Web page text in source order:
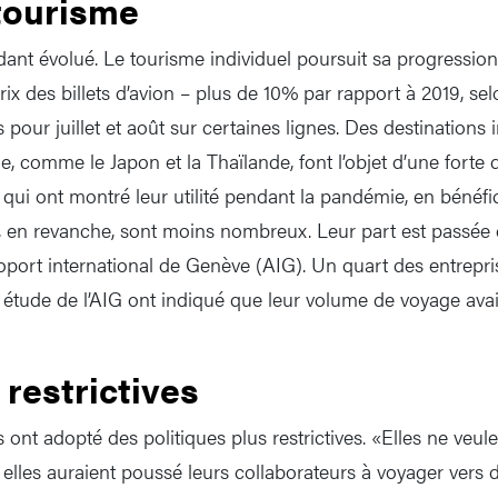
évolué. Le tourisme individuel poursuit sa
des billets d’avion – plus de 10% par rapport à 2019,
pour juillet et août sur certaines lignes. Des destinations
comme le Japon et la Thaïlande, font l’objet d’une forte
ont montré leur utilité pendant la pandémie, en
en revanche, sont moins nombreux. Leur part est passée
international de Genève (AIG). Un quart des
de l’AIG ont indiqué que leur volume de voyage
ont adopté des politiques plus restrictives. «Elles ne
auraient poussé leurs collaborateurs à voyager vers